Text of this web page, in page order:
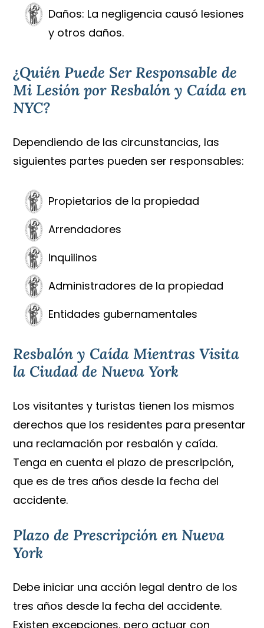
Daños: La negligencia causó lesiones
y otros daños.
¿Quién Puede Ser Responsable de
Mi Lesión por Resbalón y Caída en
NYC?
Dependiendo de las circunstancias, las
siguientes partes pueden ser responsables:
Propietarios de la propiedad
Arrendadores
Inquilinos
Administradores de la propiedad
Entidades gubernamentales
Resbalón y Caída Mientras Visita
la Ciudad de Nueva York
Los visitantes y turistas tienen los mismos
derechos que los residentes para presentar
una reclamación por resbalón y caída.
Tenga en cuenta el plazo de prescripción,
que es de tres años desde la fecha del
accidente.
Plazo de Prescripción en Nueva
York
Debe iniciar una acción legal dentro de los
tres años desde la fecha del accidente.
Existen excepciones, pero actuar con